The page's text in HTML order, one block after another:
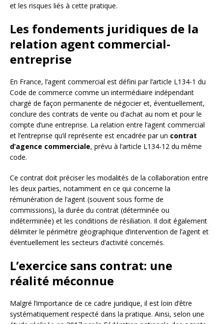
et les risques liés à cette pratique.
Les fondements juridiques de la
relation agent commercial-
entreprise
En France, l’agent commercial est défini par l’article L134-1 du
Code de commerce comme un intermédiaire indépendant
chargé de façon permanente de négocier et, éventuellement,
conclure des contrats de vente ou d’achat au nom et pour le
compte d’une entreprise. La relation entre l’agent commercial
et l’entreprise qu’il représente est encadrée par un contrat
d’agence commerciale, prévu à l’article L134-12 du même
code.
Ce contrat doit préciser les modalités de la collaboration entre
les deux parties, notamment en ce qui concerne la
rémunération de l’agent (souvent sous forme de
commissions), la durée du contrat (déterminée ou
indéterminée) et les conditions de résiliation. Il doit également
délimiter le périmètre géographique d’intervention de l’agent et
éventuellement les secteurs d’activité concernés.
L’exercice sans contrat: une
réalité méconnue
Malgré l’importance de ce cadre juridique, il est loin d’être
systématiquement respecté dans la pratique. Ainsi, selon une